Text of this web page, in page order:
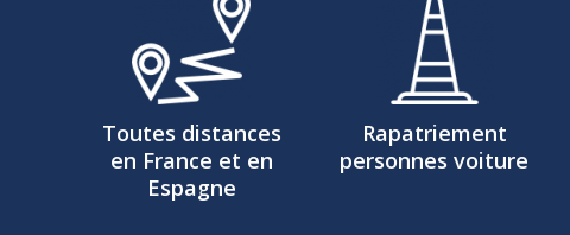
Toutes distances
en France et en
Espagne
Rapatriement
personnes voiture